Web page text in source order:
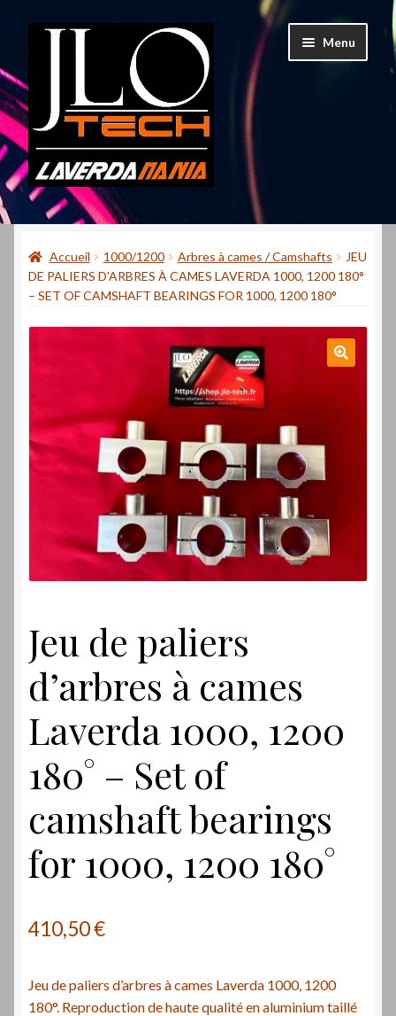
Aller
navigation
Aller
Menu
Accueil
Mon compte
Contact
Accueil 1000/1200 Arbres à cames / Camshafts
JEU
DE PALIERS D’ARBRES À CAMES LAVERDA 1000, 1200 180°
– SET OF CAMSHAFT BEARINGS FOR 1000, 1200 180°
Jeu de paliers
d’arbres à cames
Laverda 1000, 1200
180° – Set of
camshaft bearings
for 1000, 1200 180°
410,50€
Jeu de paliers d’arbres à cames Laverda 1000, 1200
180°. Reproduction de haute qualité en aluminium taillé